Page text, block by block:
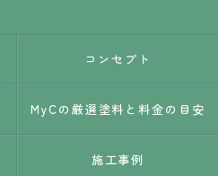
コンセプト
MyCの厳選塗料と料金の目安
施工事例